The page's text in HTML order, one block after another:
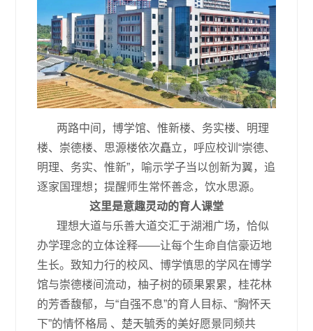
两路中间，博学馆、惟新楼、务实楼、明理
楼、崇德楼、思源楼依次矗立，呼应校训“崇德、
明理、务实、惟新”，喻示学子当以创新为翼，追
逐家国理想；提醒师生常怀善念，饮水思源。
这里是意趣灵动的育人课堂
理想大道与乐善大道交汇于湖湘广场，恰似
办学理念的立体诠释——让每个生命自信豪迈地
生长。致知力行的校风、博学慎思的学风在博学
馆与崇德楼间流动，柚子树的硕果累累，桂花林
的芳香馥郁，与“自强不息”的育人目标、“胸怀天
下”的情怀格局 、楚天毓秀的美好愿景同频共